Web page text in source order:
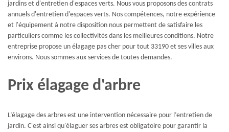
jardins et d'entretien d'espaces verts. Nous vous proposons des contrats
annuels d'entretien d'espaces verts. Nos compétences, notre expérience
et l'équipement à notre disposition nous permettent de satisfaire les
particuliers comme les collectivités dans les meilleures conditions. Notre
entreprise propose un élagage pas cher pour tout 33190 et ses villes aux
environs. Nous sommes aux services de toutes demandes.
Prix élagage d'arbre
L’élagage des arbres est une intervention nécessaire pour l’entretien de
jardin. C'est ainsi qu'élaguer ses arbres est obligatoire pour garantir la